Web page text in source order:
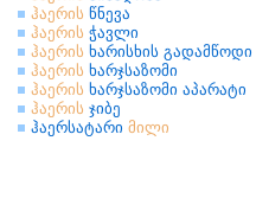
ჰაერის წნევა
ჰაერის ჭავლი
ჰაერის ხარისხის გადამწოდი
ჰაერის ხარჯსაზომი
ჰაერის ხარჯსაზომი აპარატი
ჰაერის ჯიბე
ჰაერსატარი მილი